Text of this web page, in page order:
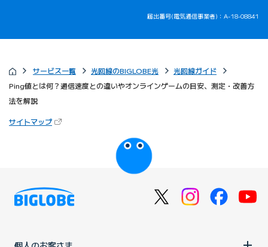
届出番号(電気通信事業者)：A-18-08841
サービス一覧 光回線のBIGLOBE光
光回線ガイド
Ping値とは何？通信速度との違いやオンラインゲームの目安、測定・改善方
法を解説
サイトマップ（新しいタブで開きます）
びっぷるのページ